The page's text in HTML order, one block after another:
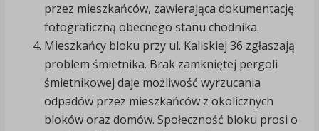
przez mieszkańców, zawierająca dokumentację
fotograficzną obecnego stanu chodnika.
Mieszkańcy bloku przy ul. Kaliskiej 36 zgłaszają
problem śmietnika. Brak zamkniętej pergoli
śmietnikowej daje możliwość wyrzucania
odpadów przez mieszkańców z okolicznych
bloków oraz domów. Społeczność bloku prosi o